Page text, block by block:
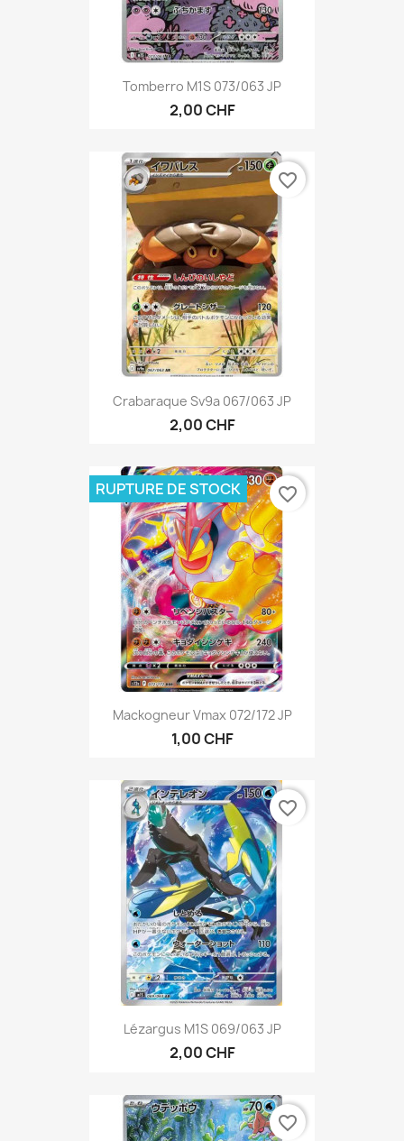
Tomberro M1S 073/063 JP
2,00 CHF
Crabaraque Sv9a 067/063 JP
2,00 CHF
favorite_border
Mackogneur Vmax 072/172 JP
1,00 CHF
RUPTURE DE STOCK favorite_border
Lézargus M1S 069/063 JP
2,00 CHF
favorite_border
favorite_border